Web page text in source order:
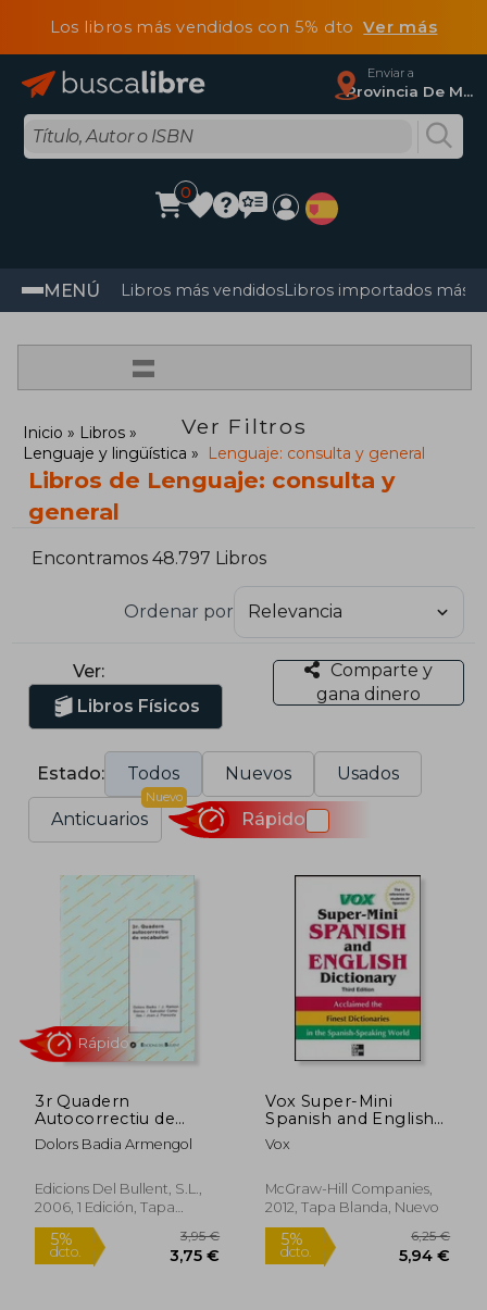
Los libros más vendidos con 5% dtoVer más
Enviar a
Provincia De Madrid
0
MENÚ Libros más vendidosLibros importados más
=
Ver Filtros
Inicio
Libros
Lenguaje y lingüística
Lenguaje: consulta y general
Libros de Lenguaje: consulta y
general
Encontramos 48.797 Libros
Ordenar por
Ver:
Libros Físicos
Comparte y
gana dinero
Estado: Todos Nuevos Usados
Anticuarios
Nuevo
Rápido
3r Quadern
Autocorrectiu de
Vocabulari (Quaderns
Autocorrectius) (en
Dolors Badia Armengol
Edicions Del Bullent, S.L.,
2006, 1 Edición, Tapa
Blanda, Nuevo
Vox Super-Mini
Spanish and English
Dictionary (en Inglés)
Vox
McGraw-Hill Companies,
2012, Tapa Blanda, Nuevo